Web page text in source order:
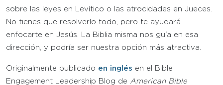
sobre las leyes en Levítico o las atrocidades en Jueces.
No tienes que resolverlo todo, pero te ayudará
enfocarte en Jesús. La Biblia misma nos guía en esa
dirección, y podría ser nuestra opción más atractiva.
Originalmente publicado en inglés en el Bible
Engagement Leadership Blog de American Bible